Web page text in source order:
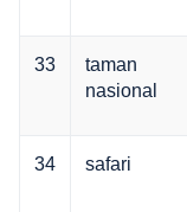
33
taman
nasional
34 safari